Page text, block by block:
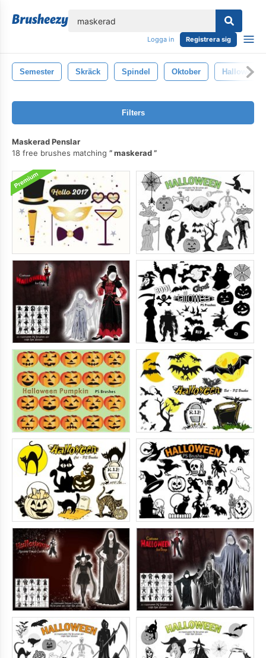
Logga in Registrera sig
Semester Skräck Spindel Oktober Halloween
Filters
Maskerad Penslar
18 free brushes matching
maskerad